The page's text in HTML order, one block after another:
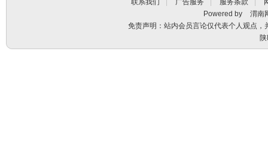
联系我们 广告服务 服务条款
Powered by
渭南
免责声明：站内会员言论仅代表个人观点